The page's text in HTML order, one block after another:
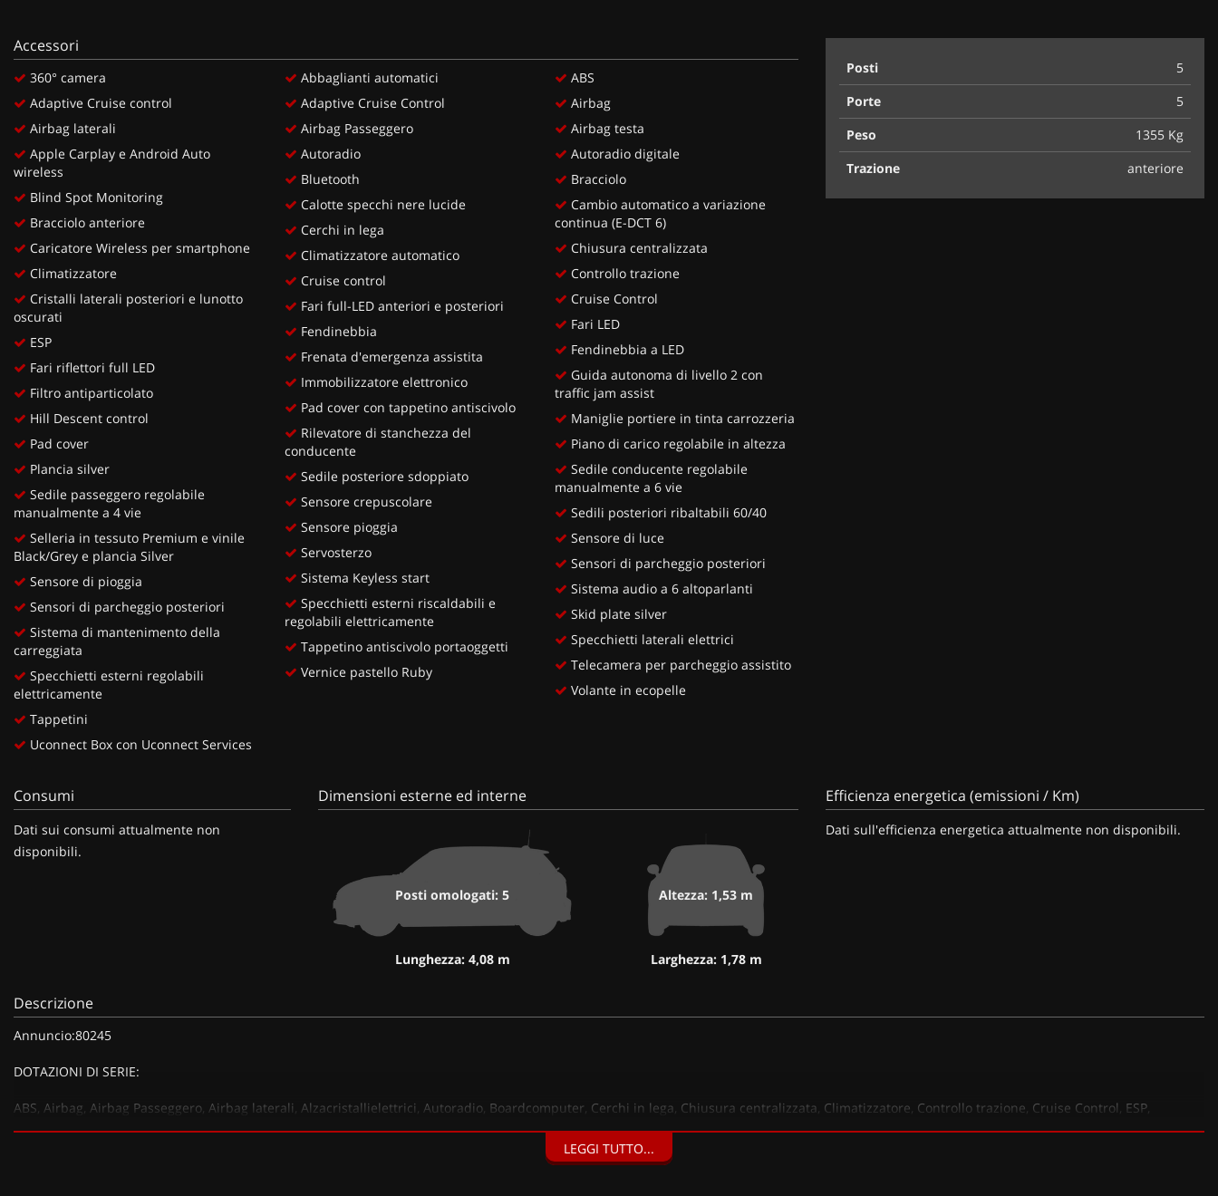
Accessori
360° camera
Adaptive Cruise control
Airbag laterali
Apple Carplay e Android Auto
wireless
Blind Spot Monitoring
Bracciolo anteriore
Caricatore Wireless per smartphone
Climatizzatore
Cristalli laterali posteriori e lunotto
oscurati
ESP
Fari riflettori full LED
Filtro antiparticolato
Hill Descent control
Pad cover
Plancia silver
Sedile passeggero regolabile
manualmente a 4 vie
Selleria in tessuto Premium e vinile
Black/Grey e plancia Silver
Sensore di pioggia
Sensori di parcheggio posteriori
Sistema di mantenimento della
carreggiata
Specchietti esterni regolabili
elettricamente
Tappetini
Uconnect Box con Uconnect Services
Abbaglianti automatici
Adaptive Cruise Control
Airbag Passeggero
Autoradio
Bluetooth
Calotte specchi nere lucide
Cerchi in lega
Climatizzatore automatico
Cruise control
Fari full-LED anteriori e posteriori
Fendinebbia
Frenata d'emergenza assistita
Immobilizzatore elettronico
Pad cover con tappetino antiscivolo
Rilevatore di stanchezza del
conducente
Sedile posteriore sdoppiato
Sensore crepuscolare
Sensore pioggia
Servosterzo
Sistema Keyless start
Specchietti esterni riscaldabili e
regolabili elettricamente
Tappetino antiscivolo portaoggetti
Vernice pastello Ruby
ABS
Airbag
Airbag testa
Autoradio digitale
Bracciolo
Cambio automatico a variazione
continua (E-DCT 6)
Chiusura centralizzata
Controllo trazione
Cruise Control
Fari LED
Fendinebbia a LED
Guida autonoma di livello 2 con
traffic jam assist
Maniglie portiere in tinta carrozzeria
Piano di carico regolabile in altezza
Sedile conducente regolabile
manualmente a 6 vie
Sedili posteriori ribaltabili 60/40
Sensore di luce
Sensori di parcheggio posteriori
Sistema audio a 6 altoparlanti
Skid plate silver
Specchietti laterali elettrici
Telecamera per parcheggio assistito
Volante in ecopelle
Posti
5
Porte
5
Peso
1355 Kg
Trazione
anteriore
Consumi
Dati sui consumi attualmente non
disponibili.
Dimensioni esterne ed interne
Posti omologati: 5
Lunghezza: 4,08 m
Altezza: 1,53 m
Larghezza: 1,78 m
Efficienza energetica (emissioni / Km)
Dati sull'efficienza energetica attualmente non disponibili.
Descrizione
Annuncio:80245
DOTAZIONI DI SERIE:
ABS, Airbag, Airbag Passeggero, Airbag laterali, Alzacristallielettrici, Autoradio, Boardcomputer, Cerchi in lega, Chiusura centralizzata, Climatizzatore, Controllo trazione, Cruise Control, ESP,
LEGGI TUTTO...